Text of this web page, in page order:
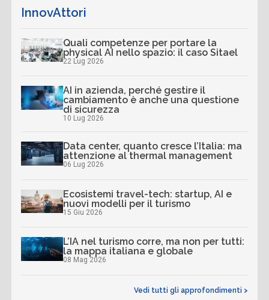
InnovAttori
Quali competenze per portare la
physical AI nello spazio: il caso Sitael
22 Lug 2026
AI in azienda, perché gestire il
cambiamento è anche una questione
di sicurezza
10 Lug 2026
Data center, quanto cresce l’Italia: ma
attenzione al thermal management
06 Lug 2026
Ecosistemi travel-tech: startup, AI e
nuovi modelli per il turismo
15 Giu 2026
L’IA nel turismo corre, ma non per tutti:
la mappa italiana e globale
08 Mag 2026
Vedi tutti gli approfondimenti >